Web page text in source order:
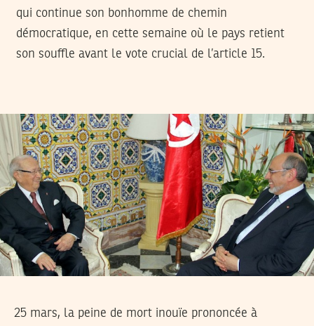
qui continue son bonhomme de chemin
démocratique, en cette semaine où le pays retient
son souffle avant le vote crucial de l’article 15.
25 mars, la peine de mort inouïe prononcée à